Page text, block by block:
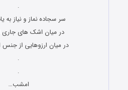
.
سر سجاده نماز و نیاز به
در میان اشک های جاری
در میان ارزوهایی از
.
.
امشب…